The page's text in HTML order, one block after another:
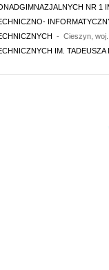
NR 1
- Cieszyn,
IM. TADEUSZA